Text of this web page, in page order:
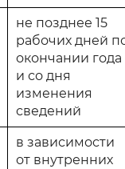
не позднее 15
рабочих дней
окончании года
и со дня
изменения
сведений
в зависимости
от внутренних